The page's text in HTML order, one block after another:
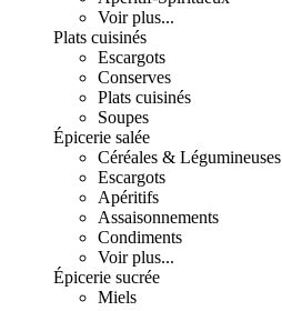
Voir plus...
Plats cuisinés
Escargots
Conserves
Plats cuisinés
Soupes
Épicerie salée
Céréales & Légumineuses
Escargots
Apéritifs
Assaisonnements
Condiments
Voir plus...
Épicerie sucrée
Miels